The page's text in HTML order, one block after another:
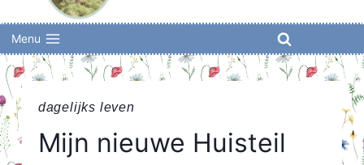
Menu
dagelijks leven
Mijn nieuwe Huisteil